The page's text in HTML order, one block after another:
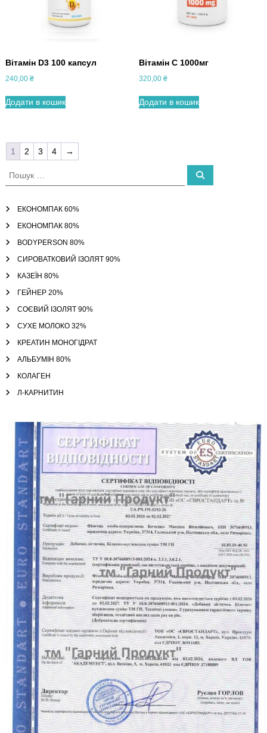
Вітамін D3 100 капсул
240,00 ₴
Додати в кошик
Вітамін С 1000мг
320,00 ₴
Додати в кошик
1 2 3 4
→
П
у
П
ЕКОНОМПАК 60%
ЕКОНОМПАК 80%
BODYPERSON 80%
СИРОВАТКОВИЙ ІЗОЛЯТ 90%
КАЗЕЇН 80%
ГЕЙНЕР 20%
СОЄВИЙ ІЗОЛЯТ 90%
СУХЕ МОЛОКО 32%
КРЕАТИН МОНОГІДРАТ
АЛЬБУМІН 80%
КОЛАГЕН
Л-КАРНИТИН